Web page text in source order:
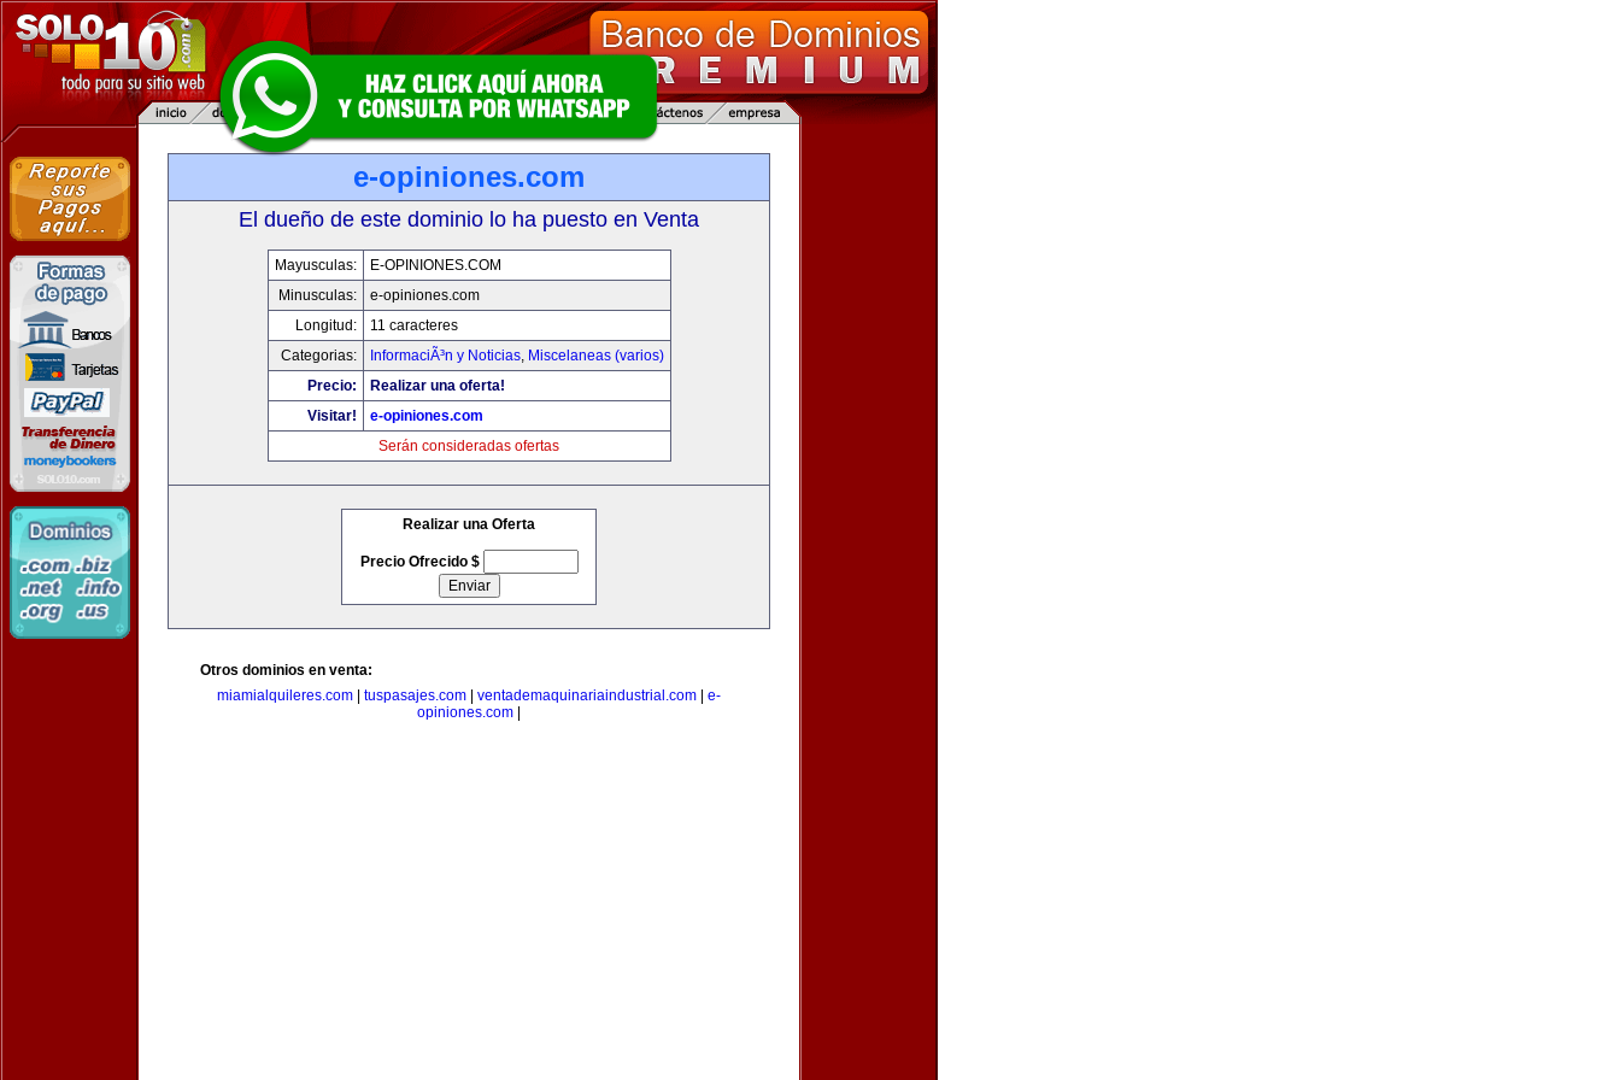
e-opiniones.com
El dueño de este dominio lo ha puesto en Venta
Mayusculas:
E-OPINIONES.COM
Minusculas:
e-opiniones.com
Longitud:
11 caracteres
Categorias:
InformaciÃ³n y Noticias, Miscelaneas (varios)
Precio:
Realizar una oferta!
Visitar!
e-opiniones.com
Serán consideradas ofertas
Realizar una Oferta
Precio Ofrecido $
Otros dominios en venta:
miamialquileres.com
tuspasajes.com ventademaquinariaindustrial.com
e-
opiniones.com